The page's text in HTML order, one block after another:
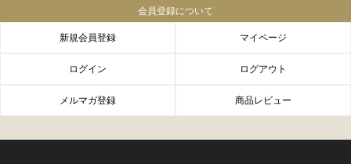
会員登録について
新規会員登録 マイページ
ログイン ログアウト
メルマガ登録 商品レビュー